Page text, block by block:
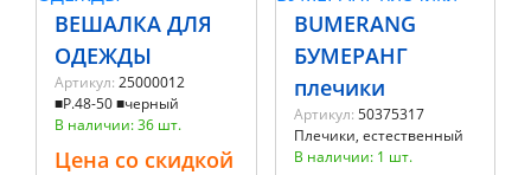
ВЕШАЛКА ДЛЯ
ОДЕЖДЫ
Артикул: 25000012
■Р.48-50 ■черный
В наличии: 36 шт.
Цена со скидкой
BUMERANG
БУМЕРАНГ
плечики
Артикул: 50375317
Плечики, естественный
В наличии: 1 шт.